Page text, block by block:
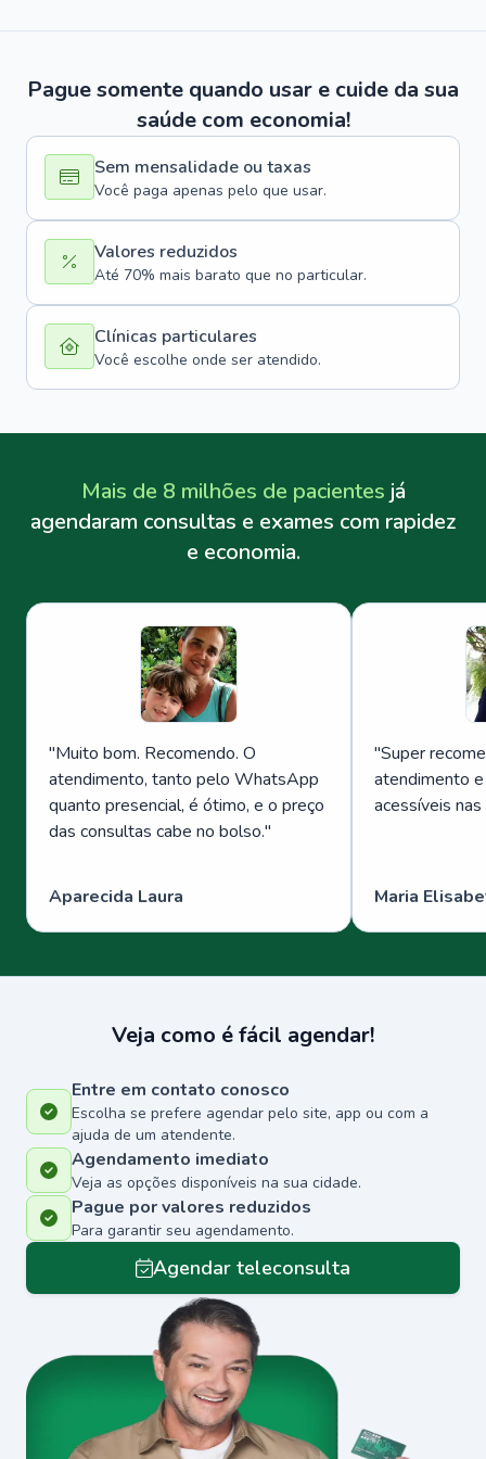
Pague somente quando usar e cuide da sua
saúde com economia!
Sem mensalidade ou taxas
Você paga apenas pelo que usar.
Valores reduzidos
Até 70% mais barato que no particular.
Clínicas particulares
Você escolhe onde ser atendido.
Mais de 8 milhões de pacientes já
agendaram consultas e exames com rapidez
e economia.
"Muito bom. Recomendo. O
atendimento, tanto pelo WhatsApp
quanto presencial, é ótimo, e o preço
das consultas cabe no bolso."
Aparecida Laura
"Super
atendimento
acessíveis
Maria
Veja como é fácil agendar!
Entre em contato conosco
Escolha se prefere agendar pelo site, app ou com a
ajuda de um atendente.
Agendamento imediato
Veja as opções disponíveis na sua cidade.
Pague por valores reduzidos
Para garantir seu agendamento.
Agendar teleconsulta